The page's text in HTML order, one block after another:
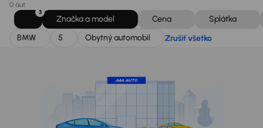
0 áut
3
Značka a model Cena
Splátka
BMW
5 Obytný automobil Zrušiť všetko